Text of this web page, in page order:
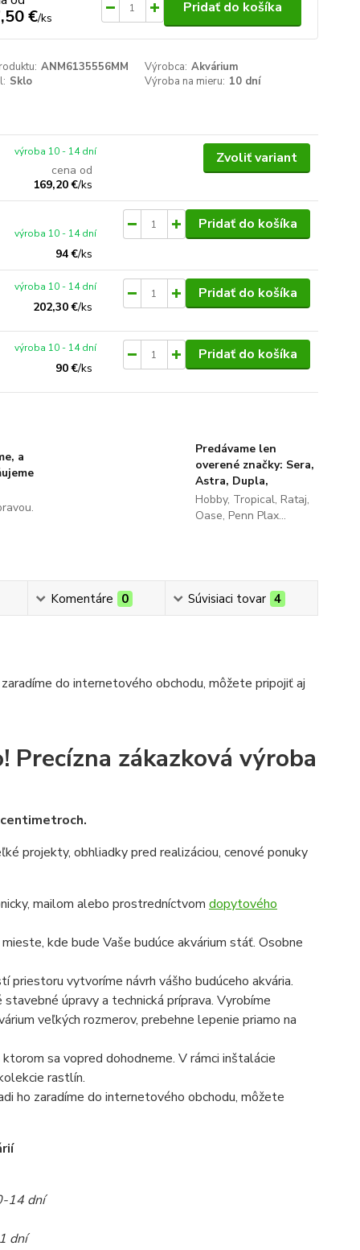
€/ks
Pridať do košíka
ANM6135556MM Výrobca: Akvárium
Sklo Výroba na mieru: 10 dní
cena od
169,20 €/ks
výroba 10 - 14 dní Zvoliť variant
94 €/ks
výroba 10 - 14 dní
Pridať do košíka
202,30 €/ks
výroba 10 - 14 dní Pridať do košíka
90 €/ks
výroba 10 - 14 dní Pridať do košíka
a
Predávame len
overené značky: Sera,
Astra, Dupla,
Hobby, Tropical, Rataj,
Oase, Penn Plax...
Komentáre 0 Súvisiaci tovar 4
do internetového obchodu, môžete pripojiť aj
Precízna zákazková výroba
projekty, obhliadky pred realizáciou, cenové ponuky
mailom alebo prostredníctvom dopytového
kde bude Vaše budúce akvárium stáť. Osobne
priestoru vytvoríme návrh vášho budúceho akvária.
úpravy a technická príprava. Vyrobíme
veľkých rozmerov, prebehne lepenie priamo na
sa vopred dohodneme. V rámci inštalácie
rastlín.
ho zaradíme do internetového obchodu, môžete
14 dní
dní